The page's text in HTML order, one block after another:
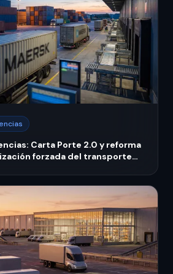
Carta Porte 2.0 y reforma
forzada del transporte